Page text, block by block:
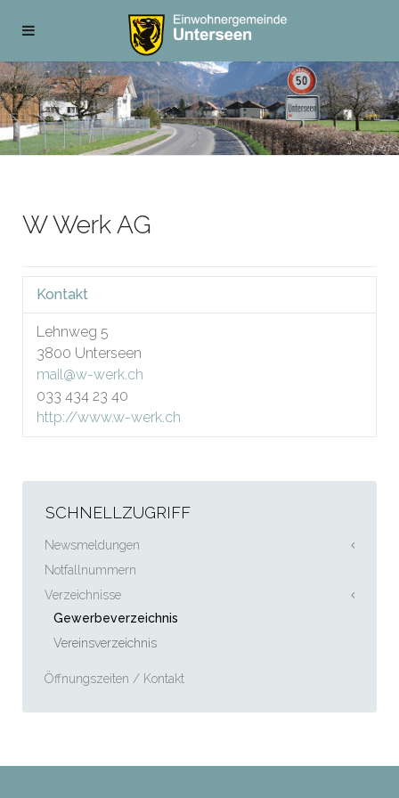
W Werk AG
Kontakt
Lehnweg 5
3800 Unterseen
mail@w-werk.ch
033 434 23 40
http://www.w-werk.ch
SCHNELLZUGRIFF
Newsmeldungen
Notfallnummern
Verzeichnisse
Gewerbeverzeichnis
Vereinsverzeichnis
Öffnungszeiten / Kontakt